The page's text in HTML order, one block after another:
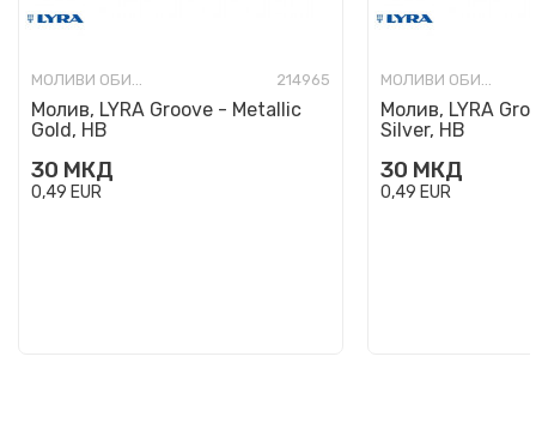
МОЛИВИ ОБИЧНИ 214965
Молив, LYRA Groove - Metallic
Gold, HB
30 МКД
0,49 EUR
МОЛИВИ ОБИЧНИ
Молив, LYRA
Silver, HB
30 МКД
0,49 EUR